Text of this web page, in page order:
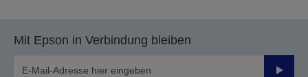
Mit Epson in Verbindung bleiben